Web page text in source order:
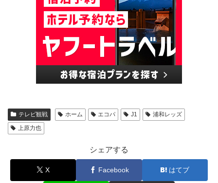
テレビ観戦 ホーム エコパ J1
浦和レッズ
上原力也
シェアする
X Facebook はてブ